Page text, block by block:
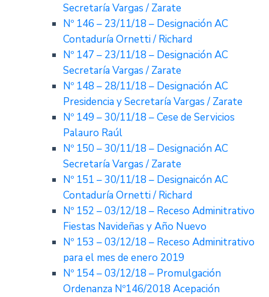
Secretaría Vargas / Zarate
Nº 146 – 23/11/18 – Designación AC
Contaduría Ornetti / Richard
Nº 147 – 23/11/18 – Designación AC
Secretaría Vargas / Zarate
Nº 148 – 28/11/18 – Designación AC
Presidencia y Secretaría Vargas / Zarate
Nº 149 – 30/11/18 – Cese de Servicios
Palauro Raúl
Nº 150 – 30/11/18 – Designación AC
Secretaría Vargas / Zarate
Nº 151 – 30/11/18 – Designaicón AC
Contaduría Ornetti / Richard
Nº 152 – 03/12/18 – Receso Adminitrativo
Fiestas Navideñas y Año Nuevo
Nº 153 – 03/12/18 – Receso Adminitrativo
para el mes de enero 2019
Nº 154 – 03/12/18 – Promulgación
Ordenanza Nº146/2018 Acepación